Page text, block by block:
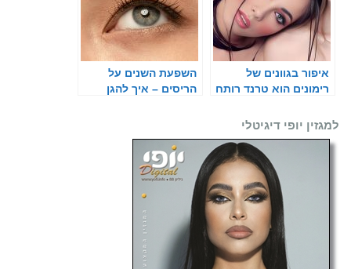
איפור בגוונים של
רימונים הוא טרנד רותח
השפעת השנים על
הריסים – איך להגן
למגזין יופי דיגיטלי